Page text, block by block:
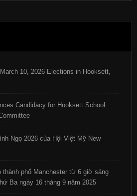
10, 2026 Elections in Hooksett,
Candidacy for Hooksett School
Ngọ 2026 của Hội Việt Mỹ New
phố Manchester từ 6 giờ sáng
Ba ngày 16 tháng 9 năm 2025